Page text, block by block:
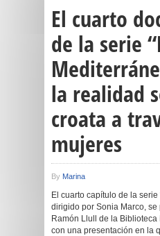
El cuarto
de la serie
la realidad
croata a
mujeres
By Marina
El cuarto capítulo de la serie
dirigido por Sonia Marco,
Ramón Llull de la
con una presentación en la